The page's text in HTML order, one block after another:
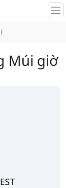
Múi giờ